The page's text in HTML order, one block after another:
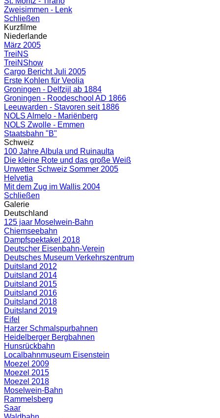
Zweisimmen - Lenk
Schließen
Kurzfilme
Niederlande
März 2005
TreiNS
TreiNShow
Cargo Bericht Juli 2005
Erste Kohlen für Veolia
Groningen - Delfzijl ab 1884
Groningen - Roodeschool AD 1866
Leeuwarden - Stavoren seit 1886
NOLS Almelo - Mariënberg
NOLS Zwolle - Emmen
Staatsbahn "B"
Schweiz
100 Jahre Albula und Ruinaulta
Die kleine Rote und das große Weiß
Unwetter Schweiz Sommer 2005
Helvetia
Mit dem Zug im Wallis 2004
Schließen
Galerie
Deutschland
125 jaar Moselwein-Bahn
Chiemseebahn
Dampfspektakel 2018
Deutscher Eisenbahn-Verein
Deutsches Museum Verkehrszentrum
Duitsland 2012
Duitsland 2014
Duitsland 2015
Duitsland 2016
Duitsland 2018
Duitsland 2019
Eifel
Harzer Schmalspurbahnen
Heidelberger Bergbahnen
Hunsrückbahn
Localbahnmuseum Eisenstein
Moezel 2009
Moezel 2015
Moezel 2018
Moselwein-Bahn
Rammelsberg
Saar